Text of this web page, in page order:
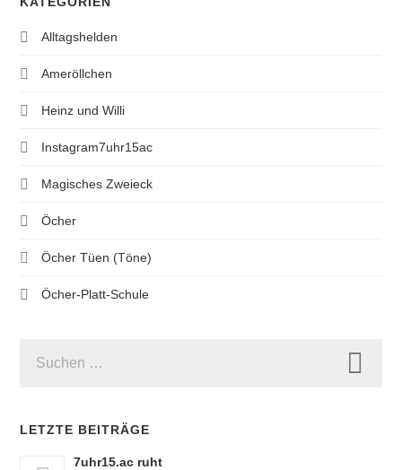
Alltagshelden
Ameröllchen
Heinz und Willi
Instagram7uhr15ac
Magisches Zweieck
Öcher
Öcher Tüen (Töne)
Öcher-Platt-Schule
NACH:
LETZTE BEITRÄGE
7uhr15.ac ruht